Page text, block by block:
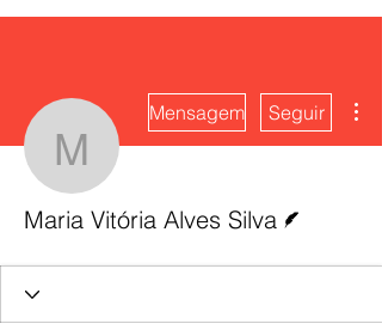
Maria Vitória
Mensagem Seguir
Maria Vitória Alves Silva